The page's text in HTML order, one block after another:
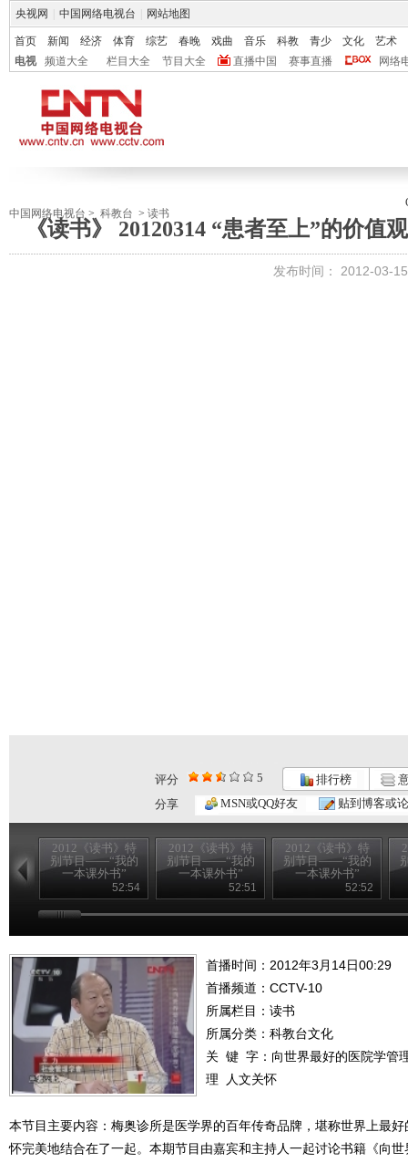
央视网 中国网络电视台 网站地图
首页 新闻 经济 体育 综艺 春晚 戏曲 音乐 科教 青少 文化
艺术
电视
频道大全 栏目大全 节目大全 直播中国 赛事直播 网络
中国网络电视台 > 科教台 > 读书
《读书》 20120314 “患者至上”的价
发布时间： 2012-03-
评分 5 排行榜
分享
MSN或QQ好友 贴到博客或
2012《读书》特
别节目——“我的
一本课外书”
2012082652:54
2012《读书》特
别节目——“我的
一本课外书”
2012082552:51
2012《读书》特
别节目——“我的
一本课外书”
2012082452:52
首播时间：2012年3月14日00:29
首播频道： CCTV-10
所属栏目： 读书
所属分类：科教台文化
关 键 字： 向世界最好的医院学管
理
人文关怀
本节目主要内容：梅奥诊所是医学界的百年传奇品牌，堪称世界上最
怀完美地结合在了一起。本期节目由嘉宾和主持人一起讨论书籍《向